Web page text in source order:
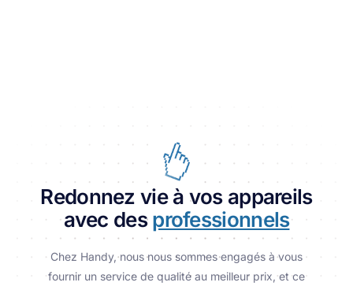
Redonnez vie à vos appareils
avec des professionnels
Chez Handy, nous nous sommes engagés à vous
fournir un service de qualité au meilleur prix, et ce